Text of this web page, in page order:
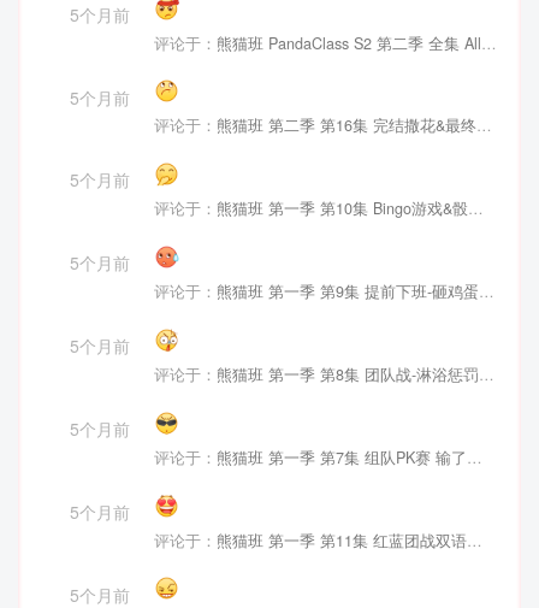
5个月前
评论于： 熊猫班 PandaClass S2 第二季 全集 All in one 合集版
5个月前
评论于： 熊猫班 第二季 第16集 完结撒花&最终职级赛 中文字幕
5个月前
评论于： 熊猫班 第一季 第10集 Bingo游戏&骰子大战中文字幕
5个月前
评论于： 熊猫班 第一季 第9集 提前下班-砸鸡蛋惩罚中文字幕
5个月前
评论于： 熊猫班 第一季 第8集 团队战-淋浴惩罚中文字幕
5个月前
评论于： 熊猫班 第一季 第7集 组队PK赛 输了的吃蛋蛋中文字幕
5个月前
评论于： 熊猫班 第一季 第11集 红蓝团战双语字幕
5个月前